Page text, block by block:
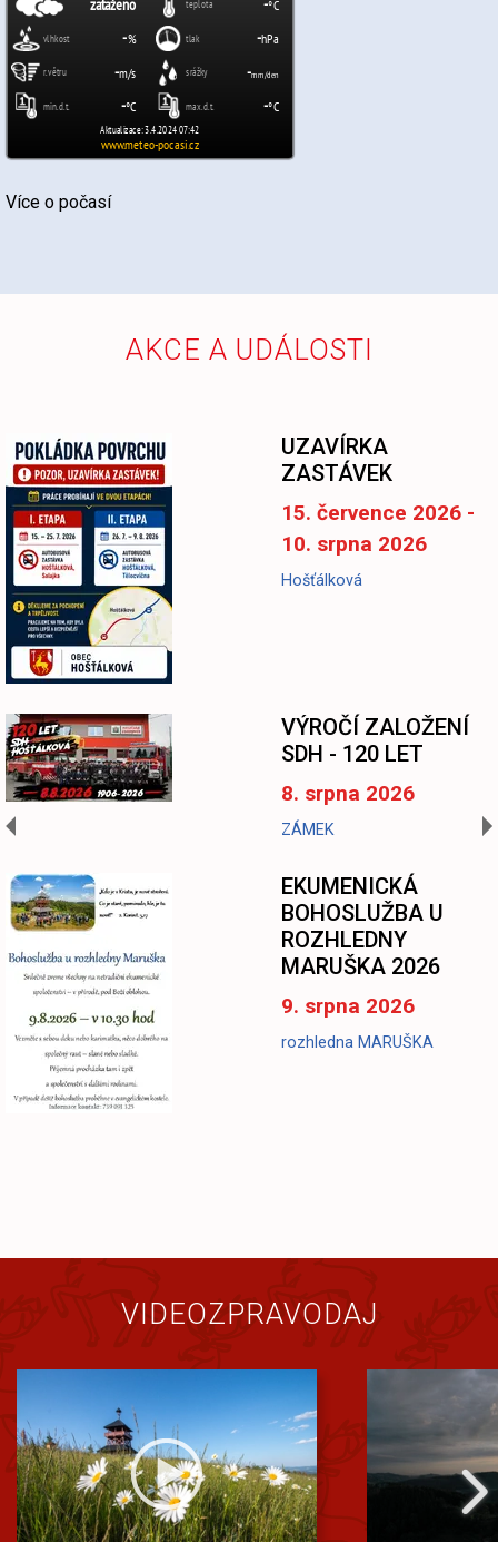
Více o počasí
AKCE A UDÁLOSTI
UZAVÍRKA
ZASTÁVEK
15. července 2026 -
10. srpna 2026
Hošťálková
VÝROČÍ ZALOŽENÍ
SDH - 120 LET
8. srpna 2026
ZÁMEK
EKUMENICKÁ
BOHOSLUŽBA U
ROZHLEDNY
MARUŠKA 2026
9. srpna 2026
rozhledna MARUŠKA
VIDEOZPRAVODAJ